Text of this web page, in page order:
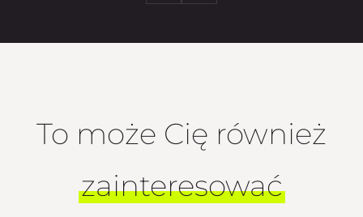
To może Cię również
zainteresować